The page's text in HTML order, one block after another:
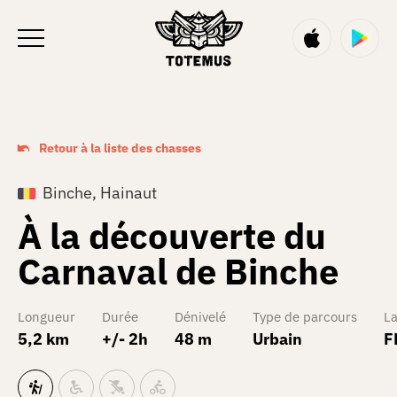
Retour à la liste des chasses
Binche, Hainaut
À la découverte du
Carnaval de Binche
Longueur
5,2 km
Durée
+/- 2h
Dénivelé
48 m
Type de parcours
Urbain